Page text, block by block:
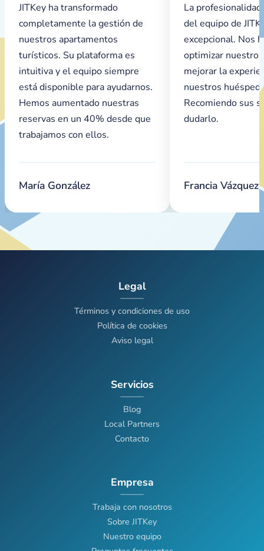
JITKey ha transformado
completamente la gestión de
nuestros apartamentos
turísticos. Su plataforma es
intuitiva y el equipo siempre
está disponible para ayudarnos.
Hemos aumentado nuestras
reservas en un 40% desde que
trabajamos con ellos.
María González
La
del equipo de
excepcional. Nos
optimizar
mejorar la
nuestros
Recomiendo sus
dudarlo.
Francia Vázquez
Legal
Términos y condiciones de uso
Política de cookies
Aviso legal
Servicios
Blog
Local Partners
Contacto
Empresa
Trabaja con nosotros
Sobre JITKey
Nuestro equipo